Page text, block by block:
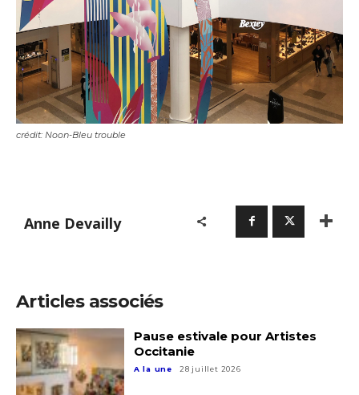
Adresse email*
crédit: Noon-Bleu trouble
Anne Devailly
Articles associés
Pause estivale pour Artistes
Occitanie
A la une 28 juillet 2026